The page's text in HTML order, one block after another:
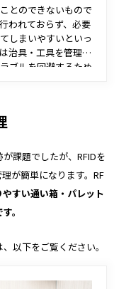
とのできないもので
われておらず、必要
しまいやすいといっ
治具・工具を管理す
ブルを回避するため
課題でしたが、RFIDを
が簡単になります。RF
すい通い箱・パレット
。
以下をご覧ください。